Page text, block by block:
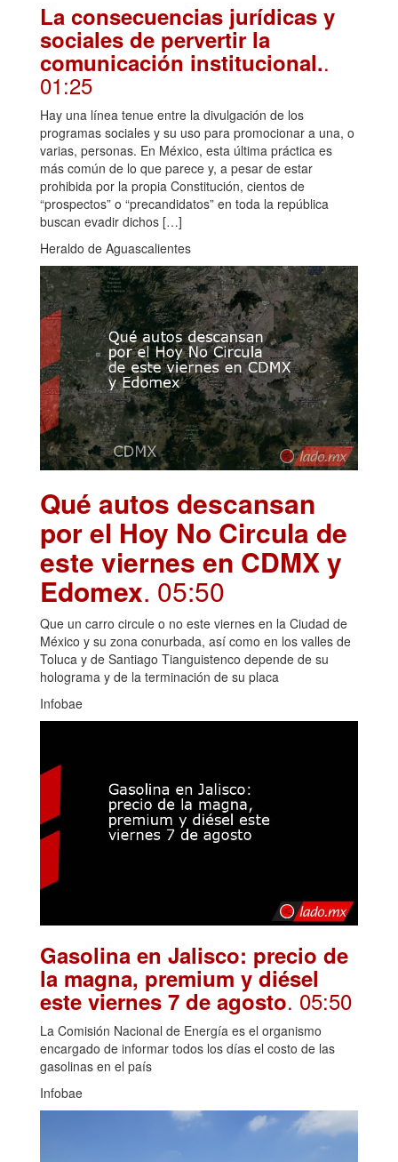
La consecuencias jurídicas y
sociales de pervertir la
comunicación institucional..
01:25
Hay una línea tenue entre la divulgación de los
programas sociales y su uso para promocionar a una, o
varias, personas. En México, esta última práctica es
más común de lo que parece y, a pesar de estar
prohibida por la propia Constitución, cientos de
“prospectos” o “precandidatos” en toda la república
buscan evadir dichos […]
Heraldo de Aguascalientes
Qué autos descansan
por el Hoy No Circula de
este viernes en CDMX y
Edomex. 05:50
Que un carro circule o no este viernes en la Ciudad de
México y su zona conurbada, así como en los valles de
Toluca y de Santiago Tianguistenco depende de su
holograma y de la terminación de su placa
Infobae
Gasolina en Jalisco: precio de
la magna, premium y diésel
este viernes 7 de agosto. 05:50
La Comisión Nacional de Energía es el organismo
encargado de informar todos los días el costo de las
gasolinas en el país
Infobae